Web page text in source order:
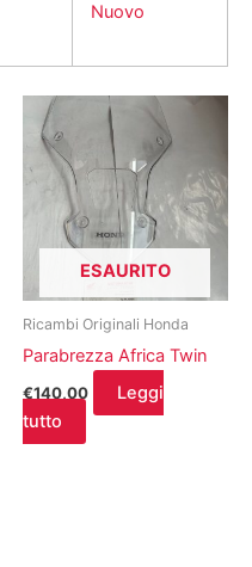
Nuovo
ESAURITO
Ricambi Originali Honda
Parabrezza Africa Twin
€140,00
Leggi
tutto